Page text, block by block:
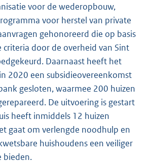
voor de wederopbouw,
voor herstel van private
gehonoreerd die op basis
criteria door de overheid van Sint
Daarnaast heeft het
2020 een subsidieovereenkomst
gesloten, waarmee 200 huizen
De uitvoering is gestart
heeft inmiddels 12 huizen
gaat om verlengde noodhulp en
huishoudens een veiliger
bieden.